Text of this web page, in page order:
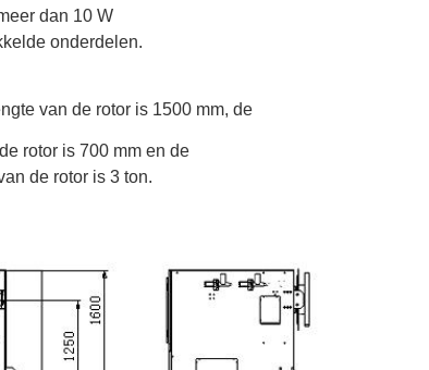
dan 10 W
onderdelen.
van de rotor is 1500 mm, de
rotor is 700 mm en de
de rotor is 3 ton.